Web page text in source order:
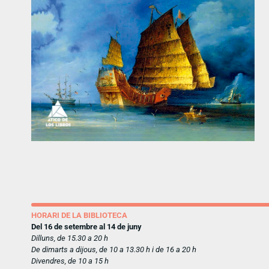
HORARI DE LA BIBLIOTECA
Del 16 de setembre al 14 de juny
Dilluns, de 15.30 a 20 h
De dimarts a dijous, de 10 a 13.30 h i de 16 a 20 h
Divendres, de 10 a 15 h